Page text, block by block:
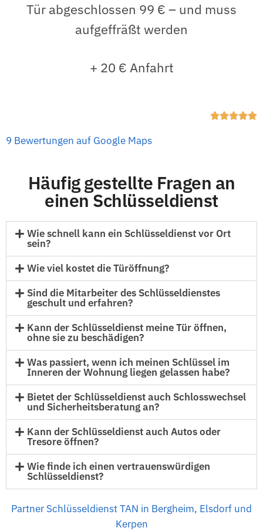
Tür abgeschlossen 99 € – und muss
aufgeffräßt werden
+ 20 € Anfahrt
9 Bewertungen auf Google Maps
Häufig gestellte Fragen an
einen Schlüsseldienst
Wie schnell kann ein Schlüsseldienst vor Ort
sein?
Wie viel kostet die Türöffnung?
Sind die Mitarbeiter des Schlüsseldienstes
geschult und erfahren?
Kann der Schlüsseldienst meine Tür öffnen,
ohne sie zu beschädigen?
Was passiert, wenn ich meinen Schlüssel im
Inneren der Wohnung liegen gelassen habe?
Bietet der Schlüsseldienst auch Schlosswechsel
und Sicherheitsberatung an?
Kann der Schlüsseldienst auch Autos oder
Tresore öffnen?
Wie finde ich einen vertrauenswürdigen
Schlüsseldienst?
Partner Schlüsseldienst TAN in Bergheim, Elsdorf und
Kerpen